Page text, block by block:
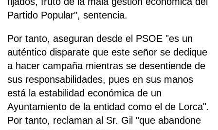
Partido Popular", sentencia.
Por tanto, aseguran desde el PSOE "es un
auténtico disparate que este señor se dedique
a hacer campaña mientras se desentiende de
sus responsabilidades, pues en sus manos
está la estabilidad económica de un
Ayuntamiento de la entidad como el de Lorca".
Por tanto, reclaman al Sr. Gil "que abandone